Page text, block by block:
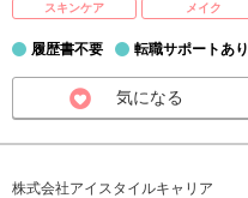
スキンケア
メイク
履歴書不要 転職サポートあり
気になる
株式会社アイスタイルキャリア